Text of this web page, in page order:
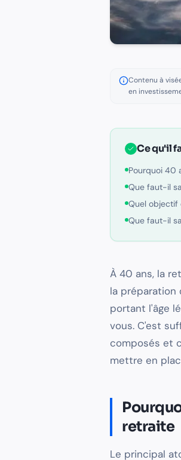
Contenu à
en
Ce qu'il
Pourquoi 40
Que faut-il
Quel objectif
Que faut-il
À 40 ans, la
la préparation
portant l'âge
vous. C'est
composés et
mettre en
retraite
Le principal